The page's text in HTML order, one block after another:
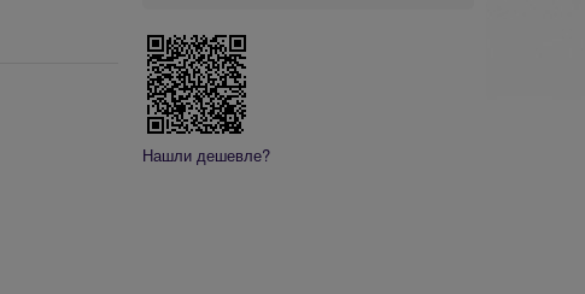
Нашли дешевле?